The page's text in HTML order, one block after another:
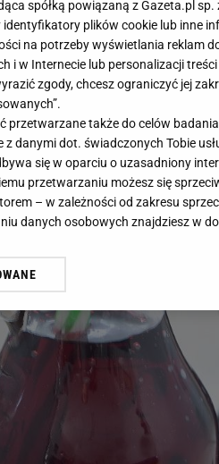
spółką powiązaną z Gazeta.pl
identyfikatory plików cookie lub inne
na potrzeby wyświetlania reklam
i w Internecie lub personalizacji
zgody, chcesz ograniczyć jej
przetwarzane także do celów
z danymi dot. świadczonych Tobie
się w oparciu o uzasadniony
przetwarzaniu możesz się
– w zależności od zakresu
danych osobowych znajdziesz w
też zgodę na zainstalowanie i
narzędzie do zarządzania
” w stopce serwisu i
za pomocą ustawień przeglądarki.
S.A. możemy przetwarzać dane
Aktywne
urządzeniu lub dostęp do nich.
Lista Zaufanych Partnerów